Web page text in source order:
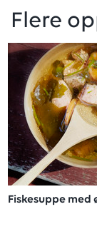
Flere
Fiskesuppe